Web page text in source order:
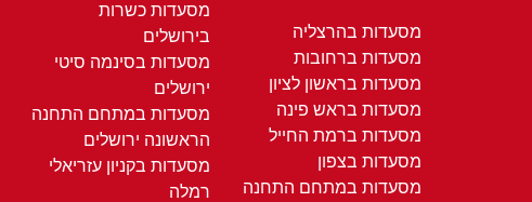
מסעדות בהרצליה
מסעדות ברחובות
מסעדות בראשון לציון
מסעדות בראש פינה
מסעדות ברמת החייל
מסעדות בצפון
מסעדות במתחם התחנה
מסעדות כשרות
בירושלים
מסעדות בסינמה סיטי
ירושלים
מסעדות במתחם התחנה
הראשונה ירושלים
מסעדות בקניון עזריאלי
רמלה